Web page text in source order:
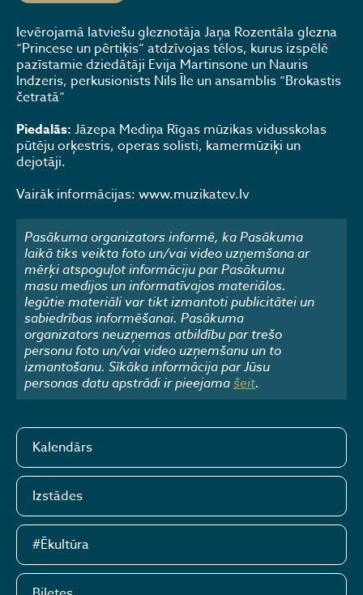
Ievērojamā latviešu gleznotāja Jaņa Rozentāla glezna
“Princese un pērtiķis” atdzīvojas tēlos, kurus izspēlē
pazīstamie dziedātāji Evija Martinsone un Nauris
Indzeris, perkusionists Nils Īle un ansamblis “Brokastis
četratā”
Piedalās: Jāzepa Mediņa Rīgas mūzikas vidusskolas
pūtēju orķestris, operas solisti, kamermūziķi un
dejotāji.
Vairāk informācijas: www.muzikatev.lv
Pasākuma organizators informē, ka Pasākuma
laikā tiks veikta foto un/vai video uzņemšana ar
mērķi atspoguļot informāciju par Pasākumu
masu medijos un informatīvajos materiālos.
Iegūtie materiāli var tikt izmantoti publicitātei un
sabiedrības informēšanai. Pasākuma
organizators neuzņemas atbildību par trešo
personu foto un/vai video uzņemšanu un to
izmantošanu. Sīkāka informācija par Jūsu
personas datu apstrādi ir pieejamašeit.
Kalendārs
Izstādes
#Ēkultūra